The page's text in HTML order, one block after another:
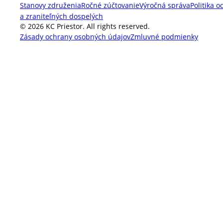
Stanovy združeniaRočné zúčtovanieVýročná správaPolitika
a zraniteľných dospelých
© 2026 KC Priestor. All rights reserved.
Zásady ochrany osobných údajovZmluvné podmienky